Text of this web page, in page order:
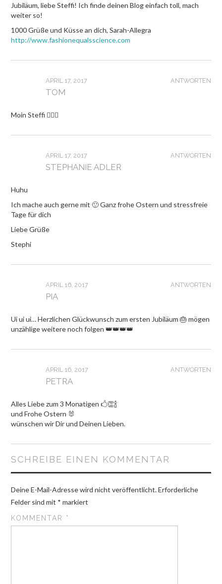
Jubiläum, liebe Steffi! Ich finde deinen Blog einfach toll, mach
weiter so!
1000 Grüße und Küsse an dich, Sarah-Allegra
http://www.fashionequalsscience.com
ANTWORTEN
APRIL 17, 2017
TOM
Moin Steffi 👍🏻😀
ANTWORTEN
APRIL 17, 2017
STEPHANIE ADLER
Huhu
Ich mache auch gerne mit 🙂 Ganz frohe Ostern und stressfreie
Tage für dich
Liebe Grüße
Stephi
ANTWORTEN
APRIL 16, 2017
PIA
Ui ui ui… Herzlichen Glückwunsch zum ersten Jubiläum 🎂 mögen
unzählige weitere noch folgen 👑👑👑👑
ANTWORTEN
APRIL 16, 2017
PETRA
Alles Liebe zum 3 Monatigen 🖒👏🍾
und Frohe Ostern 🐰
wünschen wir Dir und Deinen Lieben.
SCHREIBE EINEN KOMMENTAR
Deine E-Mail-Adresse wird nicht veröffentlicht. Erforderliche
Felder sind mit * markiert
KOMMENTAR *